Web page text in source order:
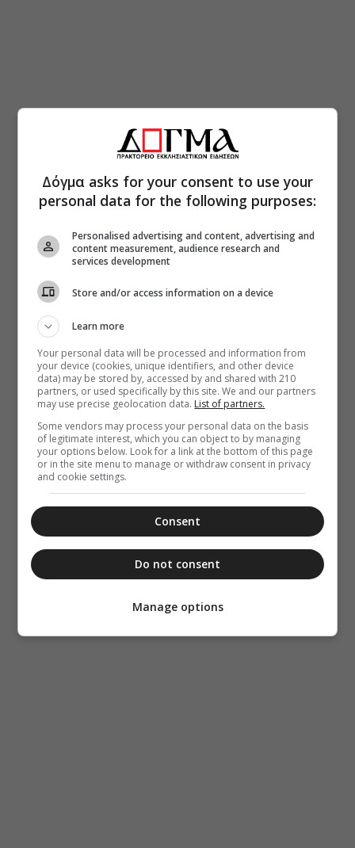
Δόγμα asks for your consent to use your
personal data for the following purposes:
Personalised advertising and content, advertising and
content measurement, audience research and
services development
Store and/or access information on a device
Learn more
Your personal data will be processed and information from
your device (cookies, unique identifiers, and other device
data) may be stored by, accessed by and shared with 210
partners, or used specifically by this site. We and our partners
may use precise geolocation data. List of partners.
Some vendors may process your personal data on the basis
of legitimate interest, which you can object to by managing
your options below. Look for a link at the bottom of this page
or in the site menu to manage or withdraw consent in privacy
and cookie settings.
Consent
Do not consent
Manage options